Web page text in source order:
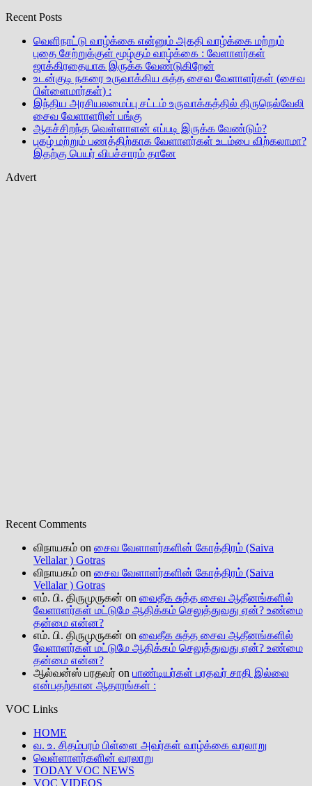
Recent Posts
வெளிநாட்டு வாழ்க்கை என்னும் அகதி வாழ்க்கை மற்றும்
புதை சேற்றுக்குள் மூழ்கும் வாழ்க்கை : வேளாளர்கள்
ஜாக்கிரதையாக இருக்க வேண்டுகிறேன்
உடன்குடி நகரை உருவாக்கிய சுத்த சைவ வேளாளர்கள் (சைவ
பிள்ளைமார்கள்) :
இந்திய அரசியலமைப்பு சட்டம் உருவாக்கத்தில் திருநெல்வேலி
சைவ வேளாளரின் பங்கு
ஆகச்சிறந்த வெள்ளாளன் எப்படி இருக்க வேண்டும்?
புகழ் மற்றும் பணத்திற்காக வேளாளர்கள் உடம்பை விற்கலாமா?
இதற்கு பெயர் விபச்சாரம் தானே
Advert
Recent Comments
விநாயகம் on சைவ வேளாளர்களின் கோத்திரம் (Saiva
Vellalar ) Gotras
விநாயகம் on சைவ வேளாளர்களின் கோத்திரம் (Saiva
Vellalar ) Gotras
எம். பி. திருமுருகன் on வைதீக சுத்த சைவ ஆதீனங்களில்
வேளாளர்கள் மட்டுமே ஆதிக்கம் செலுத்துவது ஏன்? உண்மை
தன்மை என்ன?
எம். பி. திருமுருகன் on வைதீக சுத்த சைவ ஆதீனங்களில்
வேளாளர்கள் மட்டுமே ஆதிக்கம் செலுத்துவது ஏன்? உண்மை
தன்மை என்ன?
ஆல்வன்ஸ் பரதவர் on பாண்டியர்கள் பரதவர் சாதி இல்லை
என்பதற்கான ஆதாரங்கள் :
VOC Links
HOME
வ. உ. சிதம்பரம் பிள்ளை அவர்கள் வாழ்க்கை வரலாறு
வெள்ளாளர்களின் வரலாறு
TODAY VOC NEWS
VOC VIDEOS